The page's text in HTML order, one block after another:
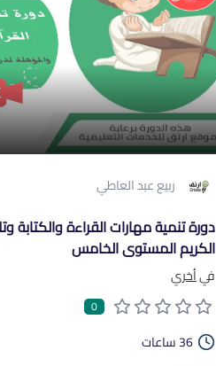
ربيع عبد العاطي
دورة تنمية مهارات القراءة والكتابة
الكريم المستوى الخامس
فيأخري
0
36 ساعات